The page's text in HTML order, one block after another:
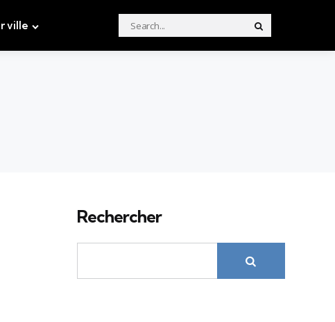
ville
Search
for:
Rechercher